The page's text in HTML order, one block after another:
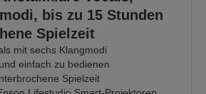
bis zu 15 Stunden
Spielzeit
mit sechs Klangmodi
einfach zu bedienen
Spielzeit